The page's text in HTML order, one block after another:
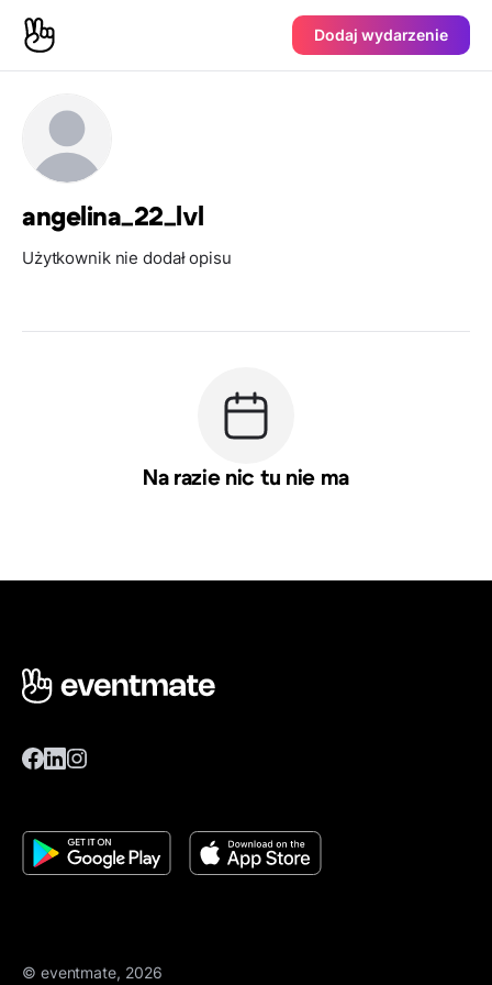
Dodaj wydarzenie
angelina_22_lvl
Użytkownik nie dodał opisu
Na razie nic tu nie ma
© eventmate, 2026